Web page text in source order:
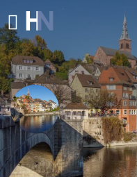
Altstadt
Historische Altstadt an der